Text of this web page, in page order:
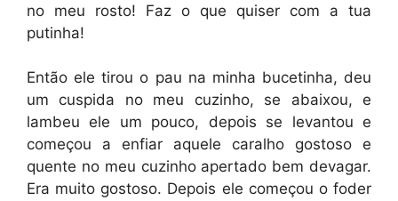
no meu rosto! Faz o que quiser com a tua
putinha!
Então ele tirou o pau na minha bucetinha, deu
um cuspida no meu cuzinho, se abaixou, e
lambeu ele um pouco, depois se levantou e
começou a enfiar aquele caralho gostoso e
quente no meu cuzinho apertado bem devagar.
Era muito gostoso. Depois ele começou o foder